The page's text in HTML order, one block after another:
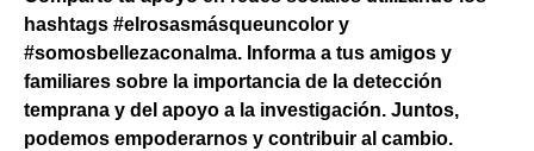
hashtags #elrosasmásqueuncolor y
#somosbellezaconalma. Informa a tus amigos y
familiares sobre la importancia de la detección
temprana y del apoyo a la investigación. Juntos,
podemos empoderarnos y contribuir al cambio.